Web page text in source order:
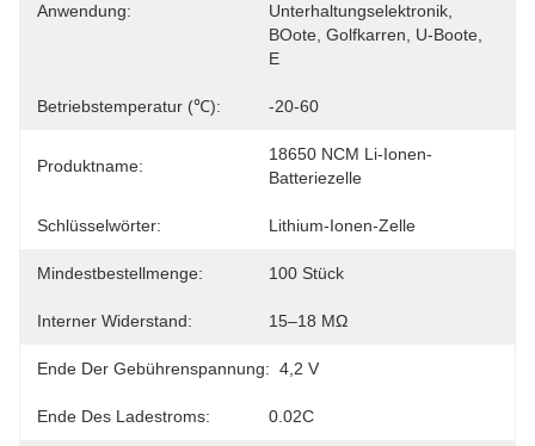
Anwendung:
Unterhaltungselektronik,
BOote, Golfkarren, U-Boote,
E
Betriebstemperatur (℃): -20-60
Produktname:
18650 NCM Li-Ionen-
Batteriezelle
Schlüsselwörter: Lithium-Ionen-Zelle
Mindestbestellmenge: 100 Stück
Interner Widerstand: 15–18 MΩ
Ende Der Gebührenspannung: 4,2 V
Ende Des Ladestroms: 0.02C